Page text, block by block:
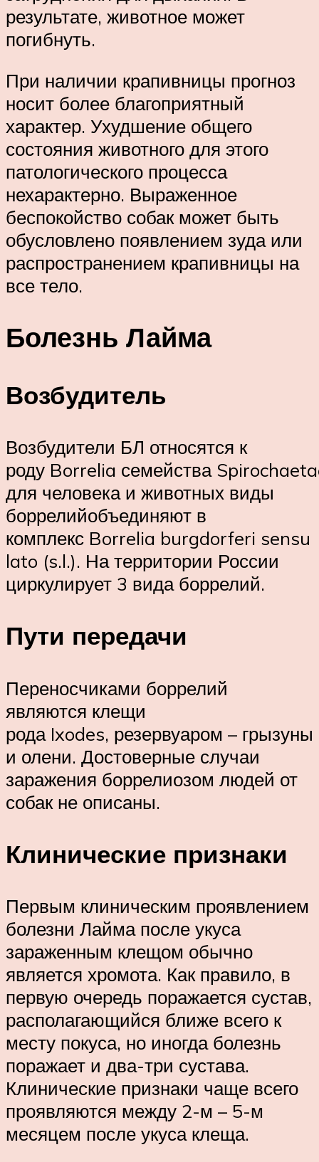
результате, животное может
погибнуть.
При наличии крапивницы прогноз
носит более благоприятный
характер. Ухудшение общего
состояния животного для этого
патологического процесса
нехарактерно. Выраженное
беспокойство собак может быть
обусловлено появлением зуда или
распространением крапивницы на
все тело.
Болезнь Лайма
Возбудитель
Возбудители БЛ относятся к
роду Borrelia семейства
для человека и животных виды
боррелийобъединяют в
комплекс Borrelia burgdorferi sensu
lato (s.l.). На территории России
циркулирует 3 вида боррелий.
Пути передачи
Переносчиками боррелий
являются клещи
рода Ixodes, резервуаром – грызуны
и олени. Достоверные случаи
заражения боррелиозом людей от
собак не описаны.
Клинические признаки
Первым клиническим проявлением
болезни Лайма после укуса
зараженным клещом обычно
является хромота. Как правило, в
первую очередь поражается сустав,
располагающийся ближе всего к
месту покуса, но иногда болезнь
поражает и два-три сустава.
Клинические признаки чаще всего
проявляются между 2-м – 5-м
месяцем после укуса клеща.